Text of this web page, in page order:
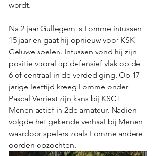
wordt.
Na 2 jaar Gullegem is Lomme intussen
15 jaar en gaat hij opnieuw voor KSK
Geluwe spelen. Intussen vond hij zijn
positie vooral op defensief vlak op de
6 of centraal in de verdediging. Op 17-
jarige leeftijd kreeg Lomme onder
Pascal Verriest zijn kans bij KSCT
Menen actief in 2de amateur. Nadien
volgde het gekende verhaal bij Menen
waardoor spelers zoals Lomme andere
oorden opzochten.